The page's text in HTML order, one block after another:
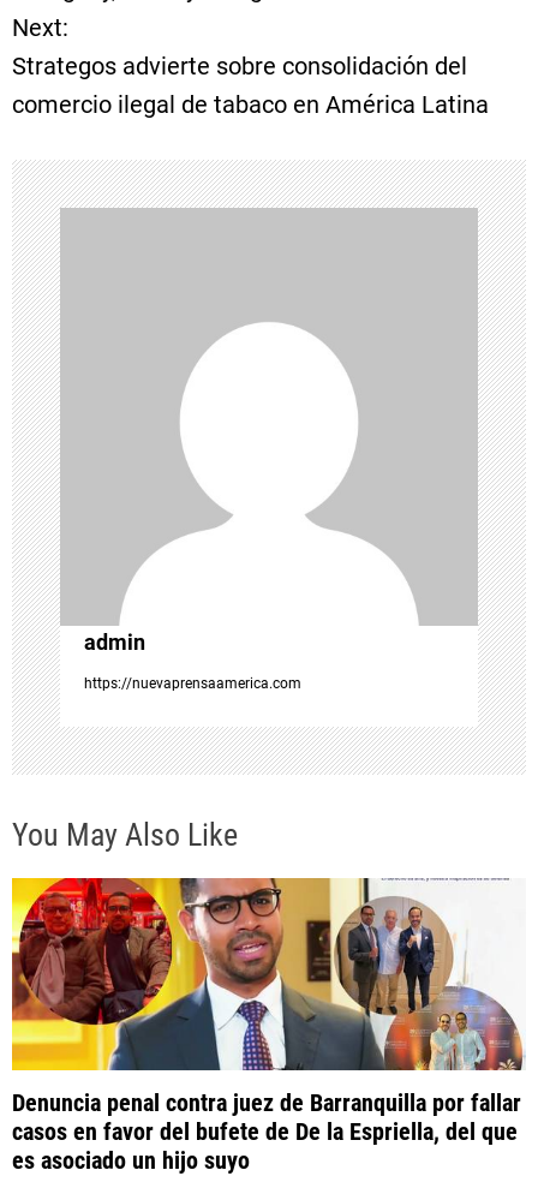
v
e
g
a
c
i
ó
n
d
e
e
n
t
r
a
d
a
s
Next:
Strategos advierte sobre consolidación del
comercio ilegal de tabaco en América Latina
admin
https://nuevaprensaamerica.com
You May Also Like
Denuncia penal contra juez de Barranquilla por fallar
casos en favor del bufete de De la Espriella, del que
es asociado un hijo suyo